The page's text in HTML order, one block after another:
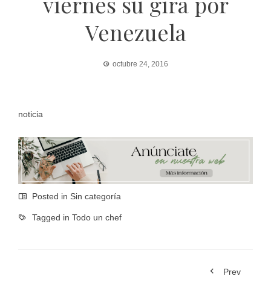
Venezuela
octubre 24, 2016
noticia
Posted in Sin categoría
Tagged in Todo un chef
Prev